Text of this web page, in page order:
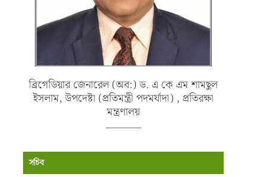
ব্রিগেডিয়ার জেনারেল (অব:) ড. এ কে এম শামছুল
ইসলাম, উপদেষ্টা (প্রতিমন্ত্রী পদমর্যাদা) , প্রতিরক্ষা
মন্ত্রণালয়
সচিব